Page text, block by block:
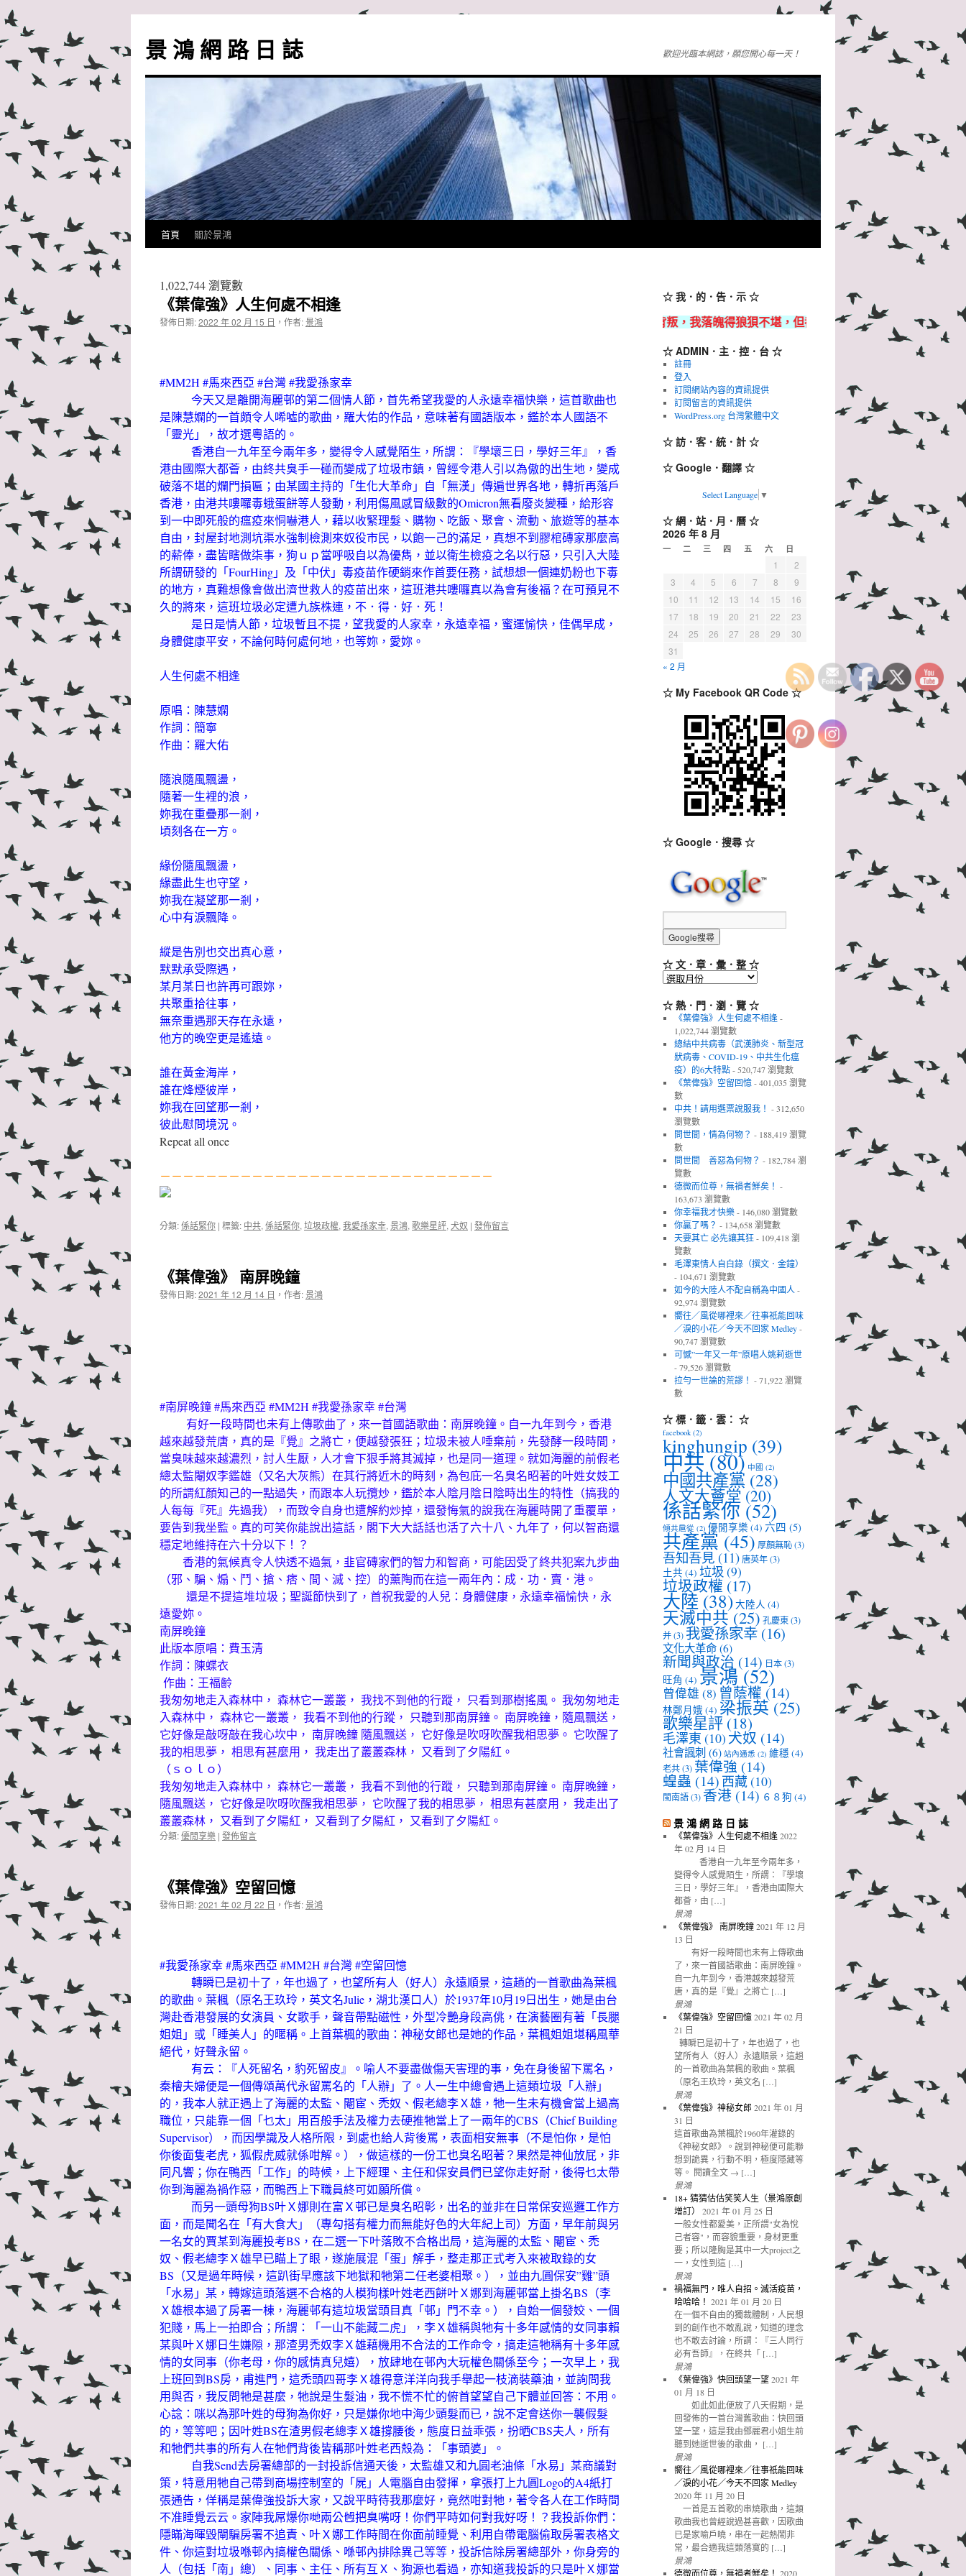
主
要
景 鴻 網 路 日 誌 歡迎光臨本網誌，願您開心每一天！
首頁 關於景鴻
1,022,744 瀏覽數
《葉偉強》人生何處不相逢
發佈日期:2022 年 02 月 15 日 ， 作者:景鴻
#MM2H #馬來西亞 #台灣 #我愛孫家幸
今天又是離開海麗邨的第二個情人節，首先希望我愛的人永遠幸福快樂，這首歌曲也
是陳慧嫻的一首頗令人唏噓的歌曲，羅大佑的作品，意味著有國語版本，鑑於本人國語不
「靈光」，故才選粵語的。
香港自一九年至今兩年多，變得令人感覺陌生，所謂：『學壞三日，學好三年』，香
港由國際大都薈，由終共臭手一碰而變成了垃圾市鎮，曾經令港人引以為傲的出生地，變成
破落不堪的爛門損匾；由某國主持的「生化大革命」自「無漢」傳遍世界各地，轉折再落戶
香港，由港共嘍囉毒蛾蛋餅等人發動，利用傷風感冒級數的Omicron無看廢炎變種，給形容
到一中即死般的瘟疫來恫嚇港人，藉以收緊理髮、購物、吃飯、聚會、流動、旅遊等的基本
自由，封屋封地測坑渠水強制檢測來奴役市民，以飽一己的滿足，真想不到膠棺磚家那麼高
的薪俸，盡皆瞎做柒事，狗ｕｐ當呼吸自以為優雋，並以衛生檢疫之名以行惡，只引入大陸
所謂研發的「FourHing」及「中伏」毒疫苗作硬銷來作首要任務，試想想一個連奶粉也下毒
的地方，真難想像會做出濟世救人的疫苗出來，這班港共嘍囉真以為會有後福？在可預見不
久的將來，這班垃圾必定遭九族株連，不．得．好．死！
是日是情人節，垃圾暫且不提，望我愛的人家幸，永遠幸福，蜜運愉快，佳偶早成，
身體健康平安，不論何時何處何地，也等妳，愛妳。
人生何處不相逢
原唱：陳慧嫻
作詞：簡寧
作曲：羅大佑
隨浪隨風飄盪，
隨著一生裡的浪，
妳我在重疊那一剎，
頃刻各在一方。
緣份隨風飄盪，
緣盡此生也守望，
妳我在凝望那一剎，
心中有淚飄降。
縱是告別也交出真心意，
默默承受際遇，
某月某日也許再可跟妳，
共聚重拾往事，
無奈重遇那天存在永遠，
他方的晚空更是遙遠。
誰在黃金海岸，
誰在烽煙彼岸，
妳我在回望那一剎，
彼此慰問境況。
Repeat all once
－－－－－－－－－－－－－－－－－－－－－－－－－－－－－
分類:係話緊你 | 標籤: 中共, 係話緊你, 垃圾政權, 我愛孫家幸, 景鴻, 歌樂星評, 犬奴 | 發佈留言
《葉偉強》 南屏晚鐘
發佈日期:2021 年 12 月 14 日 ， 作者:景鴻
#南屏晚鐘 #馬來西亞 #MM2H #我愛孫家幸 #台灣
有好一段時間也未有上傳歌曲了，來一首國語歌曲：南屏晚鐘。自一九年到今，香港
越來越發荒唐，真的是『覺』之將亡，便越發張狂；垃圾未被人唾棄前，先發酵一段時間，
當臭味越來越濃烈，討人生厭，人才會下狠手將其滅掉，也是同一道理。就如海麗的前假老
總太監閹奴李鑑雄（又名大灰熊）在其行將近木的時刻，為包庇一名臭名昭著的叶姓女妓工
的所謂紅顏知己的一點過失，而跟本人玩攬炒，鑑於本人陰月陰日陰時出生的特性（搞我的
人每每『死』先過我），而致令自身也遭解約炒掉，還發悔氣的說我在海麗時開了重覆單，
要告到我坐監。真的可笑你能說出這話，閣下大大話話也活了六十八、九年了，何以智商還
穩定地維持在六十分以下！？
香港的氣候真令人快透不過氣，韭官磚家們的智力和智商，可能因受了終共犯案九步曲
（邪、騙、煽、鬥、搶、痞、間、滅、控）的薰陶而在這一兩年內：成．功．賣．港。
還是不提這堆垃圾；聖誕節快到了，首祝我愛的人兒：身體健康，永遠幸福愉快，永
遠愛妳。
南屏晚鐘
此版本原唱：費玉清
作詞：陳蝶衣
作曲：王褔齡
我匆匆地走入森林中， 森林它一叢叢， 我找不到他的行蹤， 只看到那樹搖風。 我匆匆地走
入森林中， 森林它一叢叢， 我看不到他的行蹤， 只聽到那南屏鐘。 南屏晚鐘，隨風飄送，
它好像是敲呀敲在我心坎中， 南屏晚鐘 隨風飄送， 它好像是吹呀吹醒我相思夢。 它吹醒了
我的相思夢， 相思有甚麼用， 我走出了叢叢森林， 又看到了夕陽紅。
（ｓｏｌｏ）
我匆匆地走入森林中， 森林它一叢叢， 我看不到他的行蹤， 只聽到那南屏鐘。 南屏晚鐘，
隨風飄送， 它好像是吹呀吹醒我相思夢， 它吹醒了我的相思夢， 相思有甚麼用， 我走出了
叢叢森林， 又看到了夕陽紅， 又看到了夕陽紅， 又看到了夕陽紅。
分類:優閒享樂 | 發佈留言
《葉偉強》空留回憶
發佈日期:2021 年 02 月 22 日 ， 作者:景鴻
#我愛孫家幸 #馬來西亞 #MM2H #台灣 #空留回憶
轉瞬已是初十了，年也過了，也望所有人（好人）永遠順景，這趟的一首歌曲為葉楓
的歌曲。葉楓（原名王玖玲，英文名Julie，湖北漢口人）於1937年10月19日出生，她是由台
灣赴香港發展的女演員、女歌手，聲音帶點磁性，外型冷艷身段高佻，在演藝圈有著「長腿
姐姐」或「睡美人」的暱稱。上首葉楓的歌曲：神秘女郎也是她的作品，葉楓姐姐堪稱風華
絕代，好聲永留。
有云：『人死留名，豹死留皮』。喻人不要盡做傷天害理的事，免在身後留下罵名，
秦檜夫婦便是一個傳頌萬代永留罵名的「人辦」了。人一生中總會遇上這類垃圾「人辦」
的，我本人就正遇上了海麗的太監、閹宦、禿奴、假老總李Ｘ雄，牠一生未有機會當上過高
職位，只能靠一個「乜太」用百般手法及權力去硬推牠當上了一兩年的CBS（Chief Building
Supervisor），而因學識及人格所限，到處也給人背後罵，表面相安無事（不是怕你，是怕
你後面隻老虎，狐假虎威就係咁解。），做這樣的一份工也臭名昭著？果然是神仙放屁，非
同凡響；你在鴨西「工作」的時候，上下經理、主任和保安員們已望你走好耐，後得乜太帶
你到海麗為禍作惡，而鴨西上下職員終可如願所償。
而另一頭母狗BS叶Ｘ娜則在富Ｘ邨已是臭名昭彰，出名的並非在日常保安巡邏工作方
面，而是聞名在「有大食大」（專勾搭有權力而無能好色的大年紀上司）方面，早年前與另
一名女的賈某到海麗投考BS，在二選一下叶落敗不合格出局，這海麗的太監、閹宦、禿
奴、假老總李Ｘ雄早已瞄上了眼，遂施展混「蛋」解手，整走那正式考入來被取錄的女
BS（又是過年時候，這趴街早應該下地獄和牠第二任老婆相聚。），並由九圓保安”雞”頭
「水易」某，轉嫁這頭落選不合格的人模狗樣叶姓老西餅叶Ｘ娜到海麗邨當上掛名BS（李
Ｘ雄根本過了房署一棟，海麗邨有這垃圾當頭目真「邨」門不幸。），自始一個發姣、一個
犯賤，馬上一拍即合；所謂：「一山不能藏二虎」，李Ｘ雄稱與牠有十多年感情的女同事賴
某與叶Ｘ娜日生嫌隙，那渣男禿奴李Ｘ雄藉機用不合法的工作命令，搞走這牠稱有十多年感
情的女同事（你老母，你的感情真兒嬉），放肆地在邨內大玩權色關係至今；一次早上，我
上班回到BS房，甫進門，這禿頭四哥李Ｘ雄得意洋洋向我手舉起一枝滴裝藥油，並詢問我
用與否，我反問牠是甚麼，牠說是生髮油，我不慌不忙的俯首望望自己下體並回答：不用。
心諗：咪以為那叶姓的母狗為你好，只是嫌你地中海少頭髮而已，說不定會送你一襲假髮
的，等等吧；因叶姓BS在渣男假老總李Ｘ雄撐腰後，態度日益乖張，扮晒CBS夫人，所有
和牠們共事的所有人在牠們背後皆稱那叶姓老西殼為：「事頭婆」。
自我Send去房署總部的一封投訴信通天後，太監雄又和九圓老油條「水易」某商議對
策，特意用牠自己帶到商場控制室的「屍」人電腦自由發揮，拿張打上九圓Logo的A4紙打
張通告，佯稱是葉偉強投訴大家，又說平時待我那麼好，竟然咁對牠，著令各人在工作時間
不准睡覺云云。家陣我屌爆你哋兩公乸把臭嘴呀！你們平時如何對我好呀！？我投訴你們：
隱瞞海暉毀閘騙房署不追責、叶Ｘ娜工作時間在你面前睡覺、利用自帶電腦偷取房署表格文
件、你這對垃圾喺邨內搞權色關係、喺邨內排除異己等等，投訴信除房署總部外，你身旁的
人（包括「南」總）、同事、主任、所有互Ｘ、狗源也看過，亦知道我投訴的只是叶Ｘ娜當
☆ 我．的．告．示 ☆
★我一生中走錯了不少路，看錯了不少人， 承受了許多背叛，我落魄得狼狽不堪，但都無所謂，只要我還活著，就總有希望，
☆ ADMIN．主．控．台 ☆
註冊
登入
訂閱網站內容的資訊提供
訂閱留言的資訊提供
WordPress.org 台灣繁體中文
☆ 訪．客．統．計 ☆
☆ Google．翻譯 ☆
Select Language ▼
☆ 網．站．月．曆 ☆
2026 年 8 月
一 二 三 四 五 六 日
1
2
3
4 5 6 7 8
9
10
11 12 13 14 15
16
17
18 19 20 21 22
23
24
25 26 27 28 29
30
31
« 2 月
☆ My Facebook QR Code ☆
☆ Google．搜尋 ☆
☆ 文．章．彙．整 ☆
☆
章．
彙．
☆
☆ 熱．門．瀏．覽 ☆
《葉偉強》人生何處不相逢-
1,022,744 瀏覽數
總結中共病毒（武漢肺炎、新型冠
狀病毒、COVID-19、中共生化瘟
疫）的6大特點- 520,747 瀏覽數
《葉偉強》空留回憶- 401,035 瀏覽
數
中共！請用選票說服我！ - 312,650
瀏覽數
問世間，情為何物？ - 188,419 瀏覽
數
問世間 善惡為何物？ - 182,784 瀏
覽數
德微而位尊，無禍者鮮矣！ -
163,673 瀏覽數
你幸福我才快樂- 146,080 瀏覽數
你贏了嗎？ - 134,658 瀏覽數
天要其亡 必先讓其狂- 109,418 瀏
覽數
毛澤東情人自白錄（撰文．金鐘）
- 104,671 瀏覽數
如今的大陸人不配自稱為中國人-
92,974 瀏覽數
嚮往／風從哪裡來／往事祇能回味
／淚的小花／今天不回家 Medley-
90,747 瀏覽數
可憾”一年又一年”原唱人姚莉逝世
- 79,526 瀏覽數
拉勻一世論的荒謬！ - 71,922 瀏覽
數
☆ 標．籤．雲： ☆
facebook (2)
kinghungip (39)
中共(80) 中國 (2)
中國共產黨 (28)
人文大薈堂(20)
係話緊你(52)
傾共扈從 (2) 優閒享樂 (4) 六四 (5)
共產黨 (45) 厚顏無恥(3)
吾知吾見 (11)唐英年(3)
土共 (4) 垃圾 (9)
垃圾政權 (17)
大陸(38)大陸人 (4)
天滅中共(25) 孔慶東(3)
并(3) 我愛孫家幸 (16)
文化大革命 (6)
新聞與政治 (14) 日本(3)
旺角 (4) 景鴻(52)
曾偉雄 (8) 曾蔭權 (14)
林鄭月娥 (4) 梁振英(25)
歌樂星評 (18)
毛澤東 (10) 犬奴 (14)
社會諷刺 (6) 站內通悉 (2) 維穩 (4)
老共(3) 葉偉強 (14)
蝗蟲 (14) 西藏(10)
閩南語(3) 香港 (14) ６８狗 (4)
景 鴻 網 路 日 誌
《葉偉強》人生何處不相逢 2022
年 02 月 14 日
香港自一九年至今兩年多，
變得令人感覺陌生，所謂：『學壞
三日，學好三年』，香港由國際大
都薈，由 […]
景鴻
《葉偉強》 南屏晚鐘 2021 年 12 月
13 日
有好一段時間也未有上傳歌曲
了，來一首國語歌曲：南屏晚鐘。
自一九年到今，香港越來越發荒
唐，真的是『覺』之將亡 […]
景鴻
《葉偉強》空留回憶 2021 年 02 月
21 日
轉瞬已是初十了，年也過了，也
望所有人（好人）永遠順景，這趟
的一首歌曲為葉楓的歌曲。葉楓
（原名王玖玲，英文名 […]
景鴻
《葉偉強》神秘女郎 2021 年 01 月
31 日
這首歌曲為葉楓於1960年灌錄的
《神秘女郎》。說到神秘便可能聯
想到詭異，行動不明，極度隱藏等
等。 閱讀全文 → […]
景鴻
18+ 猜猜估估笑笑人生（景鴻原創
增訂）
2021 年 01 月 25 日
一般女性都愛美，正所謂"女為悅
己者容"，而容貌重要，身材更重
要；所以隆胸是其中一大project之
一，女性到這 […]
景鴻
禍福無門，唯人自招。滅活疫苗，
哈哈哈！ 2021 年 01 月 20 日
在一個不自由的獨裁體制，人民想
到的創作也不敢亂說，知道的理念
也不敢去討論，所謂：『三人同行
必有吾師』，在終共「 […]
景鴻
《葉偉強》快回頭望一望 2021 年
01 月 18 日
如此如此便放了八天假期，是
回發佈的一首台灣舊歌曲：快回頭
望一望，這是我由鄧麗君小姐生前
聽到她逝世後的歌曲， […]
景鴻
嚮往／風從哪裡來／往事祇能回味
／淚的小花／今天不回家 Medley
2020 年 11 月 20 日
一首是五首歌的串燒歌曲，這類
歌曲我也曾經說過甚喜歡，因歌曲
已是家喻戶曉，串在一起熱鬧非
常，最合適我這類落寞的 […]
景鴻
德微而位尊，無禍者鮮矣！ 2020